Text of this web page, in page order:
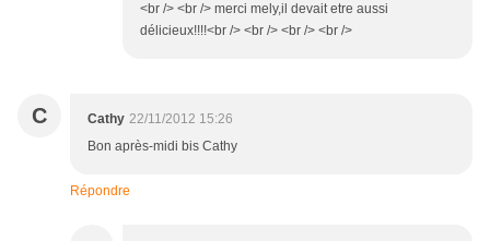
<br /> <br /> merci mely,il devait etre aussi
délicieux!!!!<br /> <br /> <br /> <br />
C Cathy 22/11/2012 15:26
Bon après-midi bis Cathy
Répondre